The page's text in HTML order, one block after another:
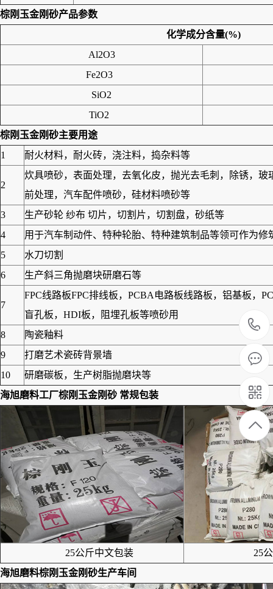
棕刚玉金刚砂产品参数
化学成分含量(%)
Al2O3
Fe2O3
SiO2
TiO2
棕刚玉金刚砂主要用途
1
耐火材料，耐火砖，浇注料，捣杂料等
2
炊具喷砂，表面处理，去氧化皮，抛光去毛刺，除锈，
前处理，汽车配件喷砂，硅材料喷砂等
3
生产砂轮 纱布 切片，切割片，切割盘，砂纸等
4
用于汽车制动件、特种轮胎、特种建筑制品等领可作为
5
水刀切割
6
生产斜三角抛磨块研磨石等
7
FPC线路板FPC排线板，PCBA电路板线路板，铝基板，
盲孔板，HDI板，阻埋孔板等喷砂用
8
陶瓷釉料
9
打磨艺术瓷砖背景墙
10
研磨碳板，生产树脂抛磨块等
海旭磨料工厂棕刚玉金刚砂 常规包装
25公斤中文包装
25公
海旭磨料棕刚玉金刚砂生产车间